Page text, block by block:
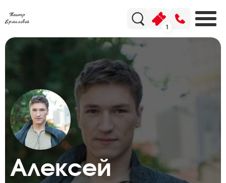
1
Алексей